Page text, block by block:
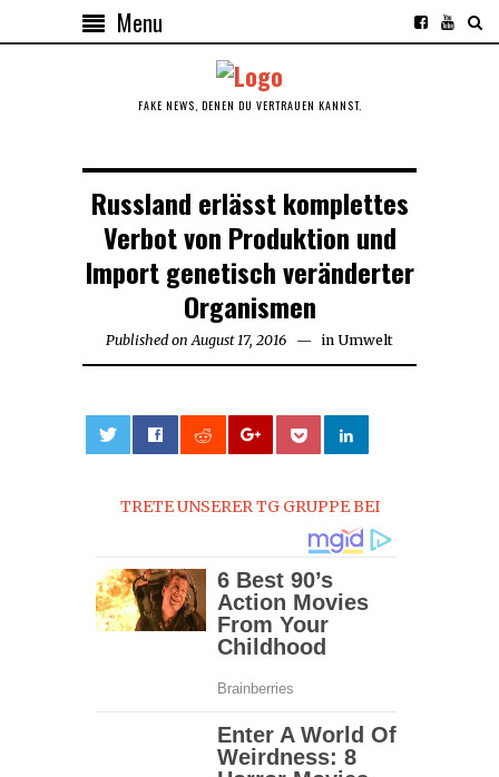
Menu
FAKE NEWS, DENEN DU VERTRAUEN KANNST.
Russland erlässt komplettes
Verbot von Produktion und
Import genetisch veränderter
Organismen
Published on August 17, 2016 Augustin Umwelt
TRETE UNSERER TG GRUPPE BEI